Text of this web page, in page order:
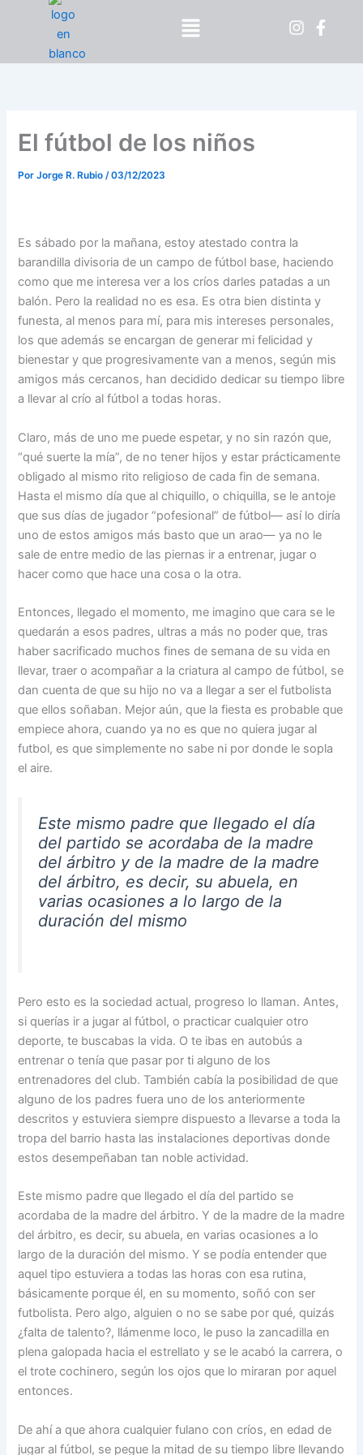
contenido
Menú
El fútbol de los niños
PorJorge R. Rubio/03/12/2023
Es sábado por la mañana, estoy atestado contra la
barandilla divisoria de un campo de fútbol base, haciendo
como que me interesa ver a los críos darles patadas a un
balón. Pero la realidad no es esa. Es otra bien distinta y
funesta, al menos para mí, para mis intereses personales,
los que además se encargan de generar mi felicidad y
bienestar y que progresivamente van a menos, según mis
amigos más cercanos, han decidido dedicar su tiempo libre
a llevar al crío al fútbol a todas horas.
Claro, más de uno me puede espetar, y no sin razón que,
“qué suerte la mía”, de no tener hijos y estar prácticamente
obligado al mismo rito religioso de cada fin de semana.
Hasta el mismo día que al chiquillo, o chiquilla, se le antoje
que sus días de jugador “pofesional” de fútbol— así lo diría
uno de estos amigos más basto que un arao— ya no le
sale de entre medio de las piernas ir a entrenar, jugar o
hacer como que hace una cosa o la otra.
Entonces, llegado el momento, me imagino que cara se le
quedarán a esos padres, ultras a más no poder que, tras
haber sacrificado muchos fines de semana de su vida en
llevar, traer o acompañar a la criatura al campo de fútbol, se
dan cuenta de que su hijo no va a llegar a ser el futbolista
que ellos soñaban. Mejor aún, que la fiesta es probable que
empiece ahora, cuando ya no es que no quiera jugar al
futbol, es que simplemente no sabe ni por donde le sopla
el aire.
Este mismo padre que llegado el día
del partido se acordaba de la madre
del árbitro y de la madre de la madre
del árbitro, es decir, su abuela, en
varias ocasiones a lo largo de la
duración del mismo
Pero esto es la sociedad actual, progreso lo llaman. Antes,
si querías ir a jugar al fútbol, o practicar cualquier otro
deporte, te buscabas la vida. O te ibas en autobús a
entrenar o tenía que pasar por ti alguno de los
entrenadores del club. También cabía la posibilidad de que
alguno de los padres fuera uno de los anteriormente
descritos y estuviera siempre dispuesto a llevarse a toda la
tropa del barrio hasta las instalaciones deportivas donde
estos desempeñaban tan noble actividad.
Este mismo padre que llegado el día del partido se
acordaba de la madre del árbitro. Y de la madre de la madre
del árbitro, es decir, su abuela, en varias ocasiones a lo
largo de la duración del mismo. Y se podía entender que
aquel tipo estuviera a todas las horas con esa rutina,
básicamente porque él, en su momento, soñó con ser
futbolista. Pero algo, alguien o no se sabe por qué, quizás
¿falta de talento?, llámenme loco, le puso la zancadilla en
plena galopada hacia el estrellato y se le acabó la carrera, o
el trote cochinero, según los ojos que lo miraran por aquel
entonces.
De ahí a que ahora cualquier fulano con críos, en edad de
jugar al fútbol, se pegue la mitad de su tiempo libre llevando